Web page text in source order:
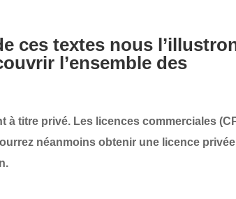
ces textes nous
l’ensemble des
à titre privé. Les licences commerciales
néanmoins obtenir une licence privée